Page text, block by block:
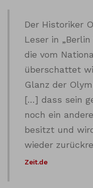
Der Historiker
Leser in
die vom
überschattet
Glanz der
[…] dass sein
noch ein
besitzt und
wieder
Zeit.de